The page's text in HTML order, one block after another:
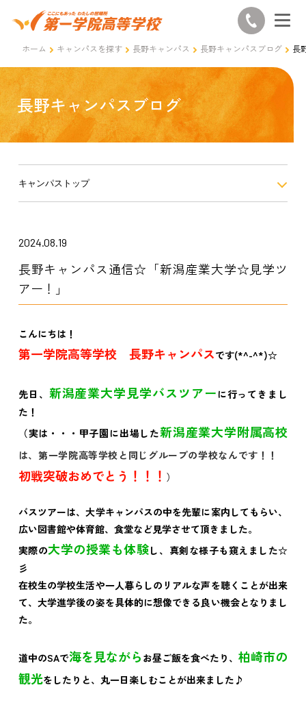
ホーム キャンパスを探す 長野キャンパス 長野キャンパスブログ 長
長野キャンパスブログ
キャンパストップ
2024.08.19
長野キャンパス通信☆「新潟産業大学☆見学ツ
アー！」
こんにちは！
第一学院高等学校 長野キャンパスです(*^-^*)☆
先日、 新潟産業大学見学バスツアー に行ってきまし
た！
（実は・・・甲子園に出場した新潟産業大学附属高校
は、第一学院高等学校と同じグループの学校なんです！！
初戦突破おめでとう！！！ ）
バスツアーは、大学キャンパスの中を先輩に案内してもらい、
広い図書館や体育館、食堂など見学させて頂きました。
実際の大学の授業も体験し、真剣な様子も窺えました☆
彡
在校生の学校生活や一人暮らしのリアルな声を聴くことが出来
て、大学進学後の姿を具体的に想像できる良い機会となりまし
た。
道中のSAで海を見ながら お昼ご飯を食べたり、柏崎市の
観光をしたりと、 丸一日楽しむことが出来ました♪